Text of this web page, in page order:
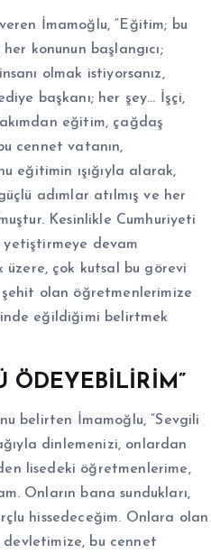
İmamoğlu, “Eğitim; bu
konunun başlangıcı;
olmak istiyorsanız,
başkanı; her şey… İşçi,
eğitim, çağdaş
cennet vatanın,
eğitimin ışığıyla alarak,
adımlar atılmış ve her
Kesinlikle Cumhuriyeti
devam
çok kutsal bu görevi
olan öğretmenlerimize
eğildiğimi belirtmek
ÖDEYEBİLİRİM”
belirten İmamoğlu, “Sevgili
dinlemenizi, onlardan
lisedeki öğretmenlerime,
Onların bana sundukları,
hissedeceğim. Onlara olan
bu cennet